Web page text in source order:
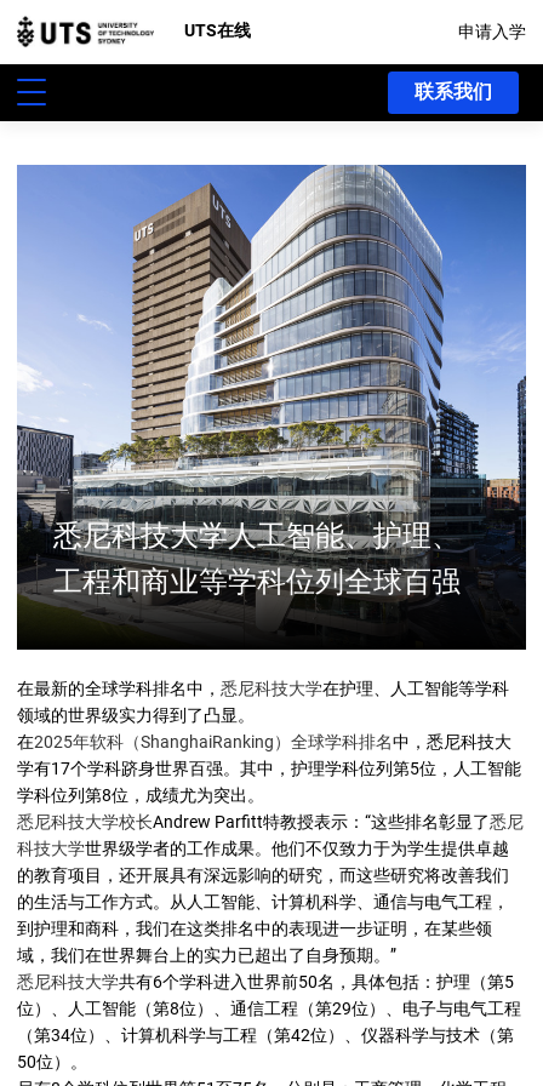
UTS在线 申请入学
联系我们
悉尼科技大学人工智能、护理、
工程和商业等学科位列全球百强
在最新的全球学科排名中，悉尼科技大学在护理、人工智能等学科
领域的世界级实力得到了凸显。
在2025年软科（ShanghaiRanking）全球学科排名中，悉尼科技大
学有17个学科跻身世界百强。其中，护理学科位列第5位，人工智能
学科位列第8位，成绩尤为突出。
悉尼科技大学校长Andrew Parfitt特教授表示：“这些排名彰显了悉尼
科技大学世界级学者的工作成果。他们不仅致力于为学生提供卓越
的教育项目，还开展具有深远影响的研究，而这些研究将改善我们
的生活与工作方式。从人工智能、计算机科学、通信与电气工程，
到护理和商科，我们在这类排名中的表现进一步证明，在某些领
域，我们在世界舞台上的实力已超出了自身预期。”
悉尼科技大学共有6个学科进入世界前50名，具体包括：护理（第5
位）、人工智能（第8位）、通信工程（第29位）、电子与电气工程
（第34位）、计算机科学与工程（第42位）、仪器科学与技术（第
50位）。